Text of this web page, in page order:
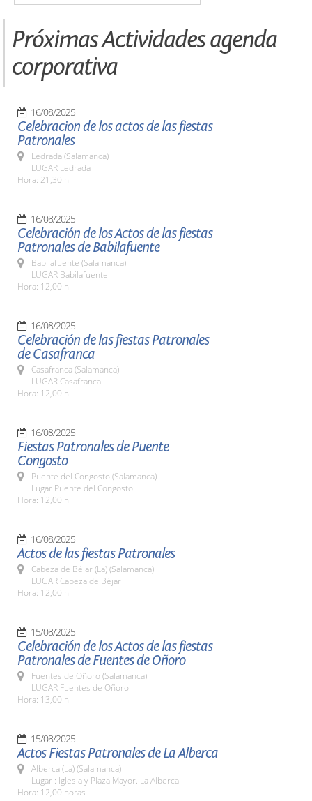
Próximas Actividades agenda
corporativa
16/08/2025
Celebracion de los actos de las fiestas
Patronales
Ledrada (Salamanca)
LUGAR Ledrada
Hora: 21,30 h
16/08/2025
Celebración de los Actos de las fiestas
Patronales de Babilafuente
Babilafuente (Salamanca)
LUGAR Babilafuente
Hora: 12,00 h.
16/08/2025
Celebración de las fiestas Patronales
de Casafranca
Casafranca (Salamanca)
LUGAR Casafranca
Hora: 12,00 h
16/08/2025
Fiestas Patronales de Puente
Congosto
Puente del Congosto (Salamanca)
Lugar Puente del Congosto
Hora: 12,00 h
16/08/2025
Actos de las fiestas Patronales
Cabeza de Béjar (La) (Salamanca)
LUGAR Cabeza de Béjar
Hora: 12,00 h
15/08/2025
Celebración de los Actos de las fiestas
Patronales de Fuentes de Oñoro
Fuentes de Oñoro (Salamanca)
LUGAR Fuentes de Oñoro
Hora: 13,00 h
15/08/2025
Actos Fiestas Patronales de La Alberca
Alberca (La) (Salamanca)
Lugar : Iglesia y Plaza Mayor. La Alberca
Hora: 12,00 horas